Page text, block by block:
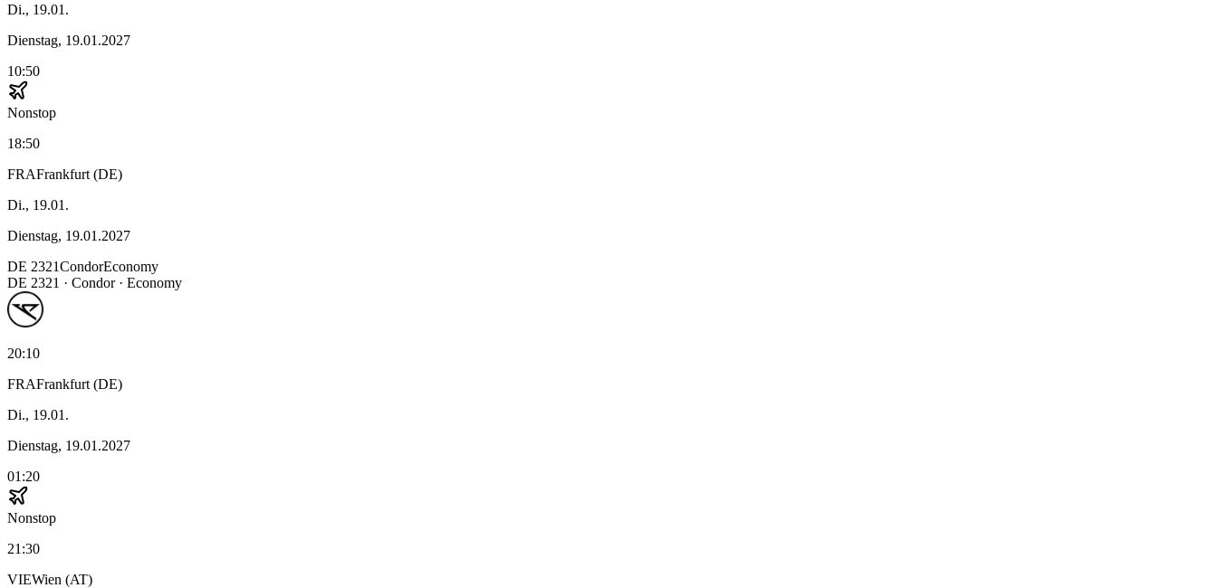
Di., 19.01.
Dienstag, 19.01.2027
10:50
Nonstop
18:50
FRAFrankfurt (DE)
Di., 19.01.
Dienstag, 19.01.2027
DE 2321CondorEconomy
DE 2321 · Condor· Economy
20:10
FRAFrankfurt (DE)
Di., 19.01.
Dienstag, 19.01.2027
01:20
Nonstop
21:30
VIEWien (AT)